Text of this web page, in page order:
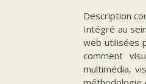
Description
Intégré au
web utilisées
comment
multimédia,